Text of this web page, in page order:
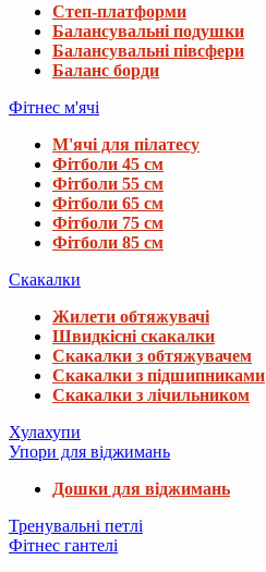
Степ-платформи
Балансувальні подушки
Балансувальні півсфери
Баланс борди
Фітнес м'ячі
М'ячі для пілатесу
Фітболи 45 см
Фітболи 55 см
Фітболи 65 см
Фітболи 75 см
Фітболи 85 см
Скакалки
Жилети обтяжувачі
Швидкісні скакалки
Скакалки з обтяжувачем
Скакалки з підшипниками
Скакалки з лічильником
Хулахупи
Упори для віджимань
Дошки для віджимань
Тренувальні петлі
Фітнес гантелі